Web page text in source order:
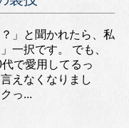
」と聞かれたら、私
一択です。 でも、
で愛用してるっ
えなくなりまし
っ...